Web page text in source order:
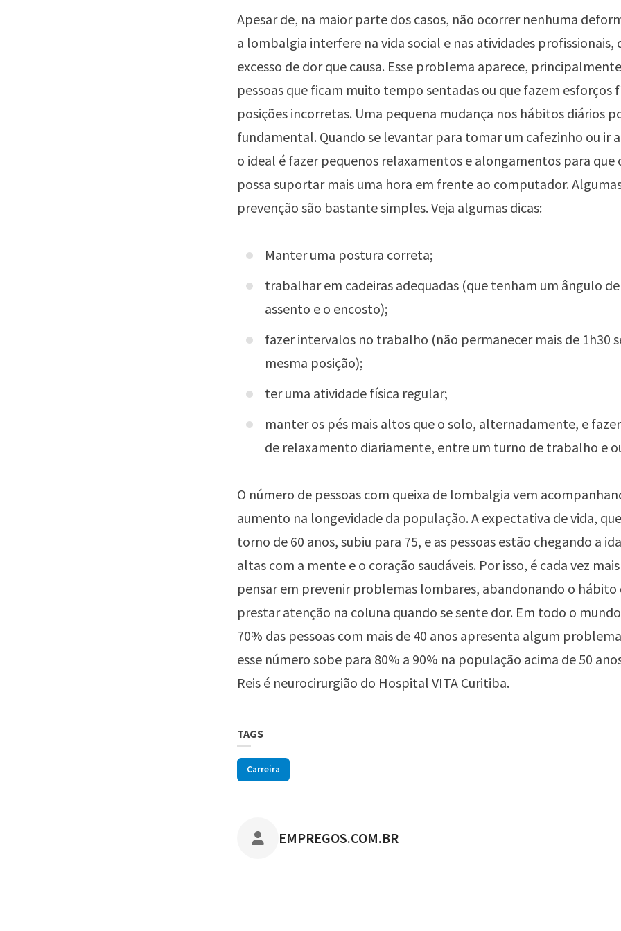
Apesar de, na maior parte dos casos, não ocorrer nenhuma
a lombalgia interfere na vida social e nas atividades profissionais,
excesso de dor que causa. Esse problema aparece,
pessoas que ficam muito tempo sentadas ou que fazem esforços
posições incorretas. Uma pequena mudança nos hábitos diários
fundamental. Quando se levantar para tomar um cafezinho ou ir
o ideal é fazer pequenos relaxamentos e alongamentos para que
possa suportar mais uma hora em frente ao computador.
prevenção são bastante simples. Veja algumas dicas:
Manter uma postura correta;
trabalhar em cadeiras adequadas (que tenham um ângulo
assento e o encosto);
fazer intervalos no trabalho (não permanecer mais de 1h30
mesma posição);
ter uma atividade física regular;
manter os pés mais altos que o solo, alternadamente, e
de relaxamento diariamente, entre um turno de trabalho e
O número de pessoas com queixa de lombalgia vem
aumento na longevidade da população. A expectativa de vida,
torno de 60 anos, subiu para 75, e as pessoas estão chegando a
altas com a mente e o coração saudáveis. Por isso, é cada vez
pensar em prevenir problemas lombares, abandonando o hábito
prestar atenção na coluna quando se sente dor. Em todo o
70% das pessoas com mais de 40 anos apresenta algum
esse número sobe para 80% a 90% na população acima de 50
Reis é neurocirurgião do Hospital VITA Curitiba.
TAGS
Carreira
POSTADO POR
EMPREGOS.COM.BR